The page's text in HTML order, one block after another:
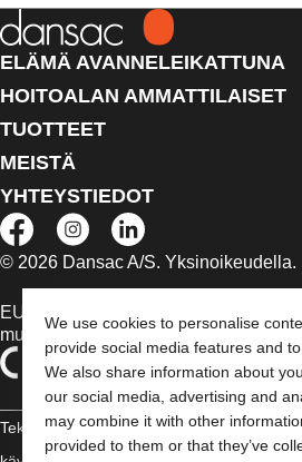
We use cookies to personalise
provide social media features and
We also share information about
our social media, advertising and
may combine it with other
provided to them or that they’ve
ELÄMÄ AVANNELEIKATTUNA
HOITOALAN AMMATTILAISET
TUOTTEET
MEISTÄ
YHTEYSTIEDOT
© 2026 Dansac A/S. Yksinoikeudella.
EU:n alueella myytävät lääkinnälliset
mukaan merkitty jommallakummalla
Tekijänoikeudelliset tiedot /